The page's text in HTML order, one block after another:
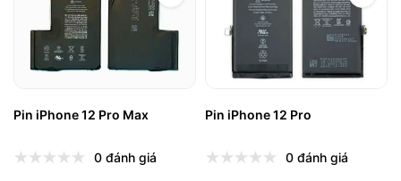
Pin iPhone 12 Pro Max
0 đánh giá
Pin iPhone 12 Pro
0 đánh giá